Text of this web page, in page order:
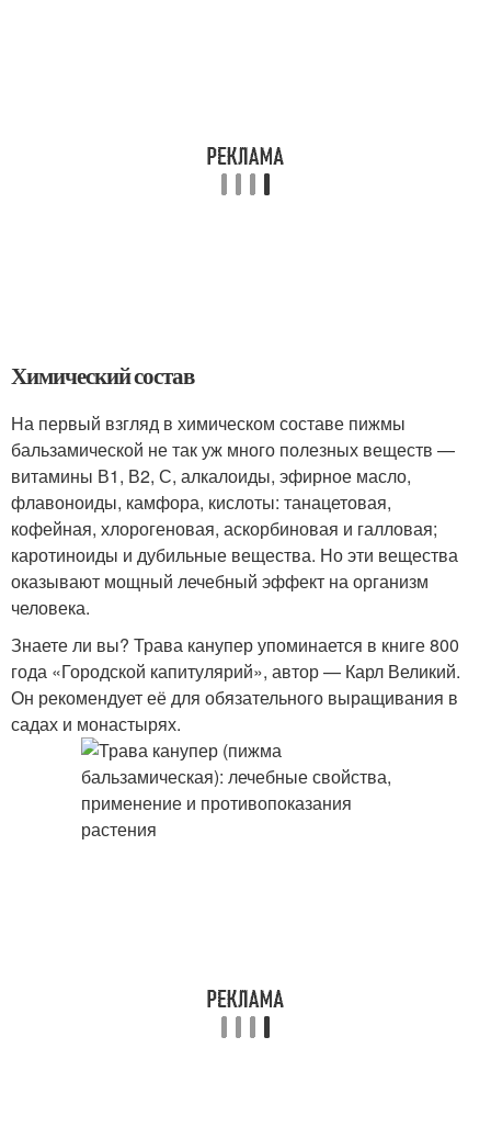
Химический состав
На первый взгляд в химическом составе пижмы
бальзамической не так уж много полезных веществ —
витамины В1, В2, С, алкалоиды, эфирное масло,
флавоноиды, камфора, кислоты: танацетовая,
кофейная, хлорогеновая, аскорбиновая и галловая;
каротиноиды и дубильные вещества. Но эти вещества
оказывают мощный лечебный эффект на организм
человека.
Знаете ли вы? Трава канупер упоминается в книге 800
года «Городской капитулярий», автор — Карл Великий.
Он рекомендует её для обязательного выращивания в
садах и монастырях.